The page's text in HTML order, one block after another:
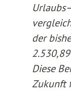
der
Diese
Zukunft